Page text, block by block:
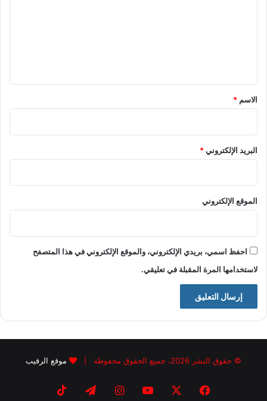
*
الاسم *
البريد الإلكتروني*
الموقع الإلكتروني
احفظ اسمي، بريدي الإلكتروني، والموقع الإلكتروني في هذا المتصفح
لاستخدامها المرة المقبلة في تعليقي.
© حقوق النشر 2026، جميع الحقوق محفوظة | موقع الرقيب
فيسبوك يوتيوبانستقرامتيلقرام